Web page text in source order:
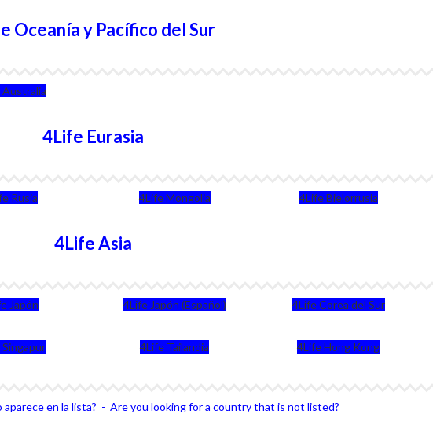
Oceanía y Pacífico del Sur
Australia
4Life Eurasia
Rusia 4Life Mongolia 4Life Bielorrusia
4Life Asia
Japón 4Life Japón (Español) 4Life Corea del Sur
4Life Tailandia 4Life Hong Kong
aparece en la lista? - Are you looking for a country that is not listed?